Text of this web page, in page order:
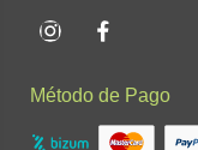
InstagramFacebook
Método de Pago